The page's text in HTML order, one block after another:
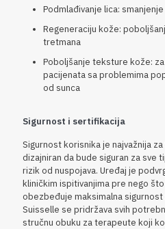
Podmlađivanje lica:
Regeneraciju kože:
tretmana
Poboljšanje teksture kože:
pacijenata sa problemima
od sunca
Sigurnost i sertifikacija
Sigurnost korisnika je najvažnija
dizajniran da bude siguran za sve
rizik od nuspojava. Uređaj je
kliničkim ispitivanjima pre nego
obezbeđuje maksimalna sigurnost
Suisselle se pridržava svih
stručnu obuku za terapeute koji